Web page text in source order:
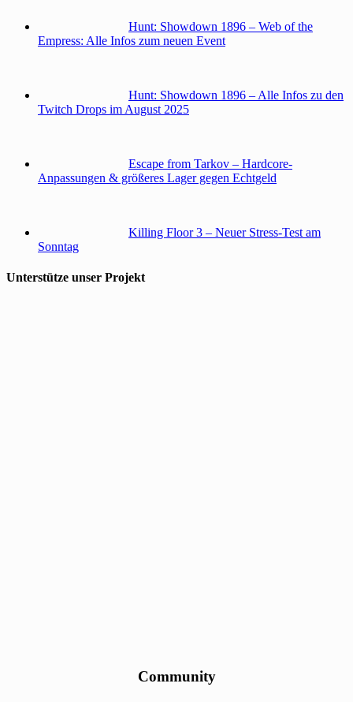
Hunt: Showdown 1896 – Web of the
Empress: Alle Infos zum neuen Event
Hunt: Showdown 1896 – Alle Infos zu den
Twitch Drops im August 2025
Escape from Tarkov – Hardcore-
Anpassungen & größeres Lager gegen Echtgeld
Killing Floor 3 – Neuer Stress-Test am
Sonntag
Unterstütze unser Projekt
Community